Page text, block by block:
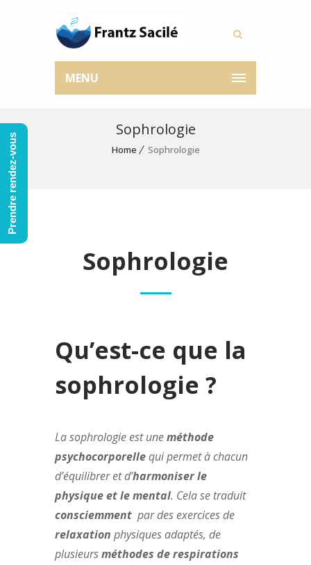
MENU
Sophrologie
Home Sophrologie
Sophrologie
Qu’est-ce que la
sophrologie ?
La sophrologie est uneméthode
psychocorporellequi permet à chacun
d’équilibrer et d’harmoniser le
physique et le mental. Cela se traduit
consciemment par des exercices de
relaxation physiques adaptés, de
plusieursméthodes de respirations
Prendre rendez-vous